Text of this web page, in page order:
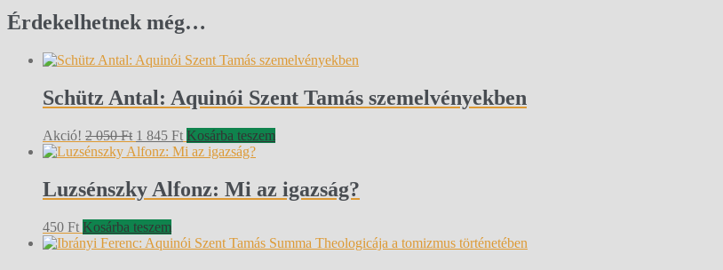
Érdekelhetnek még…
Schütz Antal: Aquinói Szent Tamás szemelvényekben
Akció! 2 050Ft Original
price
050 Ft.
1 845 FtCurrent
price
845 Ft.
Kosárba teszem
Luzsénszky Alfonz: Mi az igazság?
450 Ft Kosárba teszem